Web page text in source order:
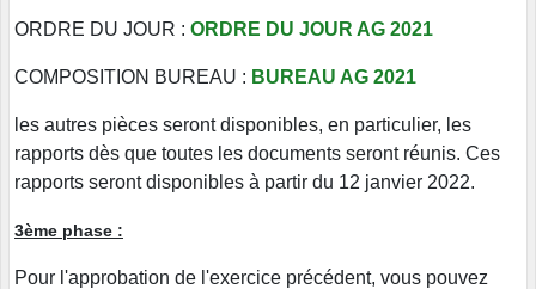
ORDRE DU JOUR : ORDRE DU JOUR AG 2021
COMPOSITION BUREAU : BUREAU AG 2021
les autres pièces seront disponibles, en particulier, les
rapports dès que toutes les documents seront réunis. Ces
rapports seront disponibles à partir du 12 janvier 2022.
3ème phase :
Pour l'approbation de l'exercice précédent, vous pouvez